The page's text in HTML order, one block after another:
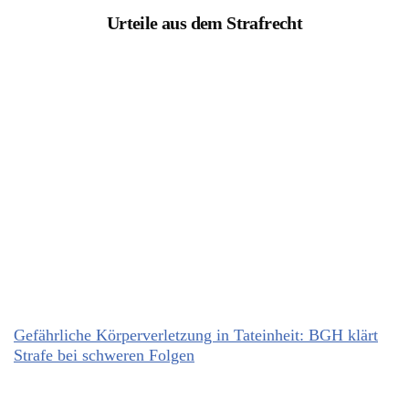
Urteile aus dem Strafrecht
Gefährliche Körperverletzung in Tateinheit: BGH klärt
Strafe bei schweren Folgen